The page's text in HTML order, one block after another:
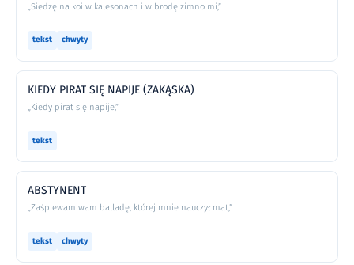
„Siedzę na koi w kalesonach i w brodę zimno mi,”
tekst chwyty
KIEDY PIRAT SIĘ NAPIJE (ZAKĄSKA)
„Kiedy pirat się napije,”
tekst
ABSTYNENT
„Zaśpiewam wam balladę, której mnie nauczył mat,”
tekst chwyty